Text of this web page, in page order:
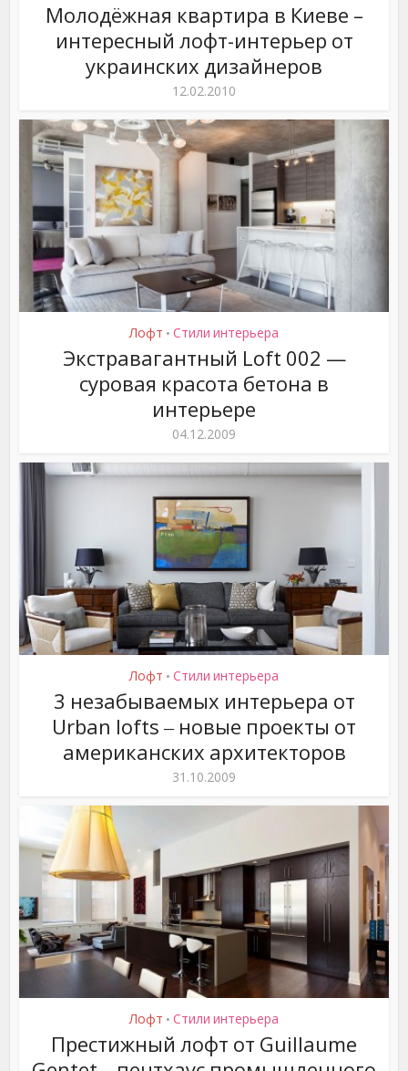
Молодёжная квартира в Киеве –
интересный лофт-интерьер от
украинских дизайнеров
12.02.2010
Лофт • Стили интерьера
Экстравагантный Loft 002 —
суровая красота бетона в
интерьере
04.12.2009
Лофт • Стили интерьера
3 незабываемых интерьера от
Urban lofts ‒ новые проекты от
американских архитекторов
31.10.2009
Лофт • Стили интерьера
Престижный лофт от Guillaume